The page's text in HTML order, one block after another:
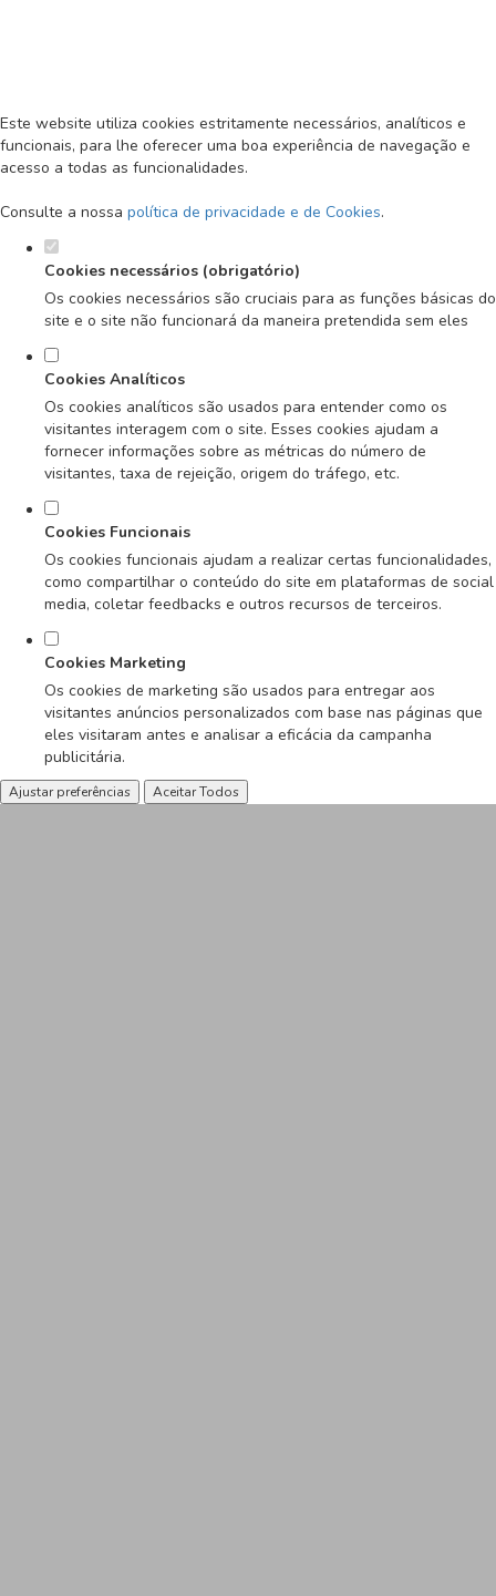
Este website utiliza cookies estritamente necessários, analíticos e
funcionais, para lhe oferecer uma boa experiência de navegação e
acesso a todas as funcionalidades.
Consulte a nossa política de privacidade e de Cookies.
Cookies necessários (obrigatório)
Os cookies necessários são cruciais para as funções básicas do
site e o site não funcionará da maneira pretendida sem eles
Cookies Analíticos
Os cookies analíticos são usados para entender como os
visitantes interagem com o site. Esses cookies ajudam a
fornecer informações sobre as métricas do número de
visitantes, taxa de rejeição, origem do tráfego, etc.
Cookies Funcionais
Os cookies funcionais ajudam a realizar certas funcionalidades,
como compartilhar o conteúdo do site em plataformas de social
media, coletar feedbacks e outros recursos de terceiros.
Cookies Marketing
Os cookies de marketing são usados para entregar aos
visitantes anúncios personalizados com base nas páginas que
eles visitaram antes e analisar a eficácia da campanha
publicitária.
Ajustar preferências Aceitar Todos